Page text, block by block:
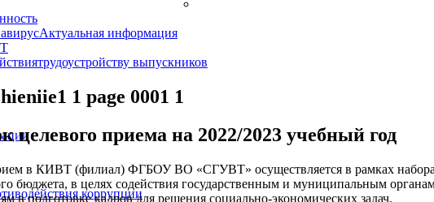
коррупции
Актуальная информация
трудоустройству выпускников
целевого приема на 2022/2023 учебный год
в КИВТ (филиал) ФГБОУ ВО «СГУВТ» осуществляется в рамках
бюджета, в целях содействия государственным и муниципальным
в подготовке кадров для решения социально-экономических задач.